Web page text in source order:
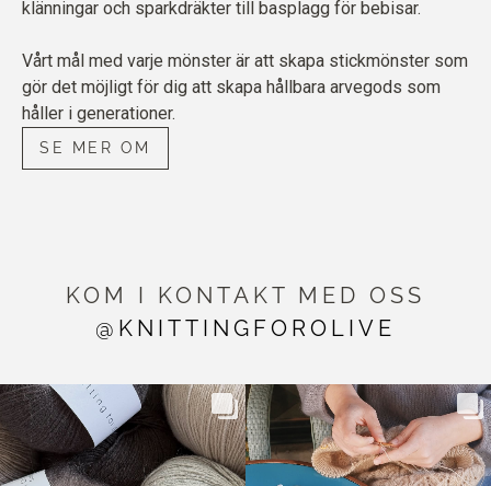
klänningar och sparkdräkter till basplagg för bebisar.
Vårt mål med varje mönster är att skapa stickmönster som
gör det möjligt för dig att skapa hållbara arvegods som
håller i generationer.
SE MER OM
KOM I KONTAKT MED OSS
@KNITTINGFOROLIVE